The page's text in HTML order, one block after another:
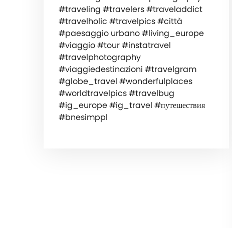
#traveling #travelers #traveladdict
#travelholic #travelpics #città
#paesaggio urbano #living_europe
#viaggio #tour #instatravel
#travelphotography
#viaggiedestinazioni #travelgram
#globe_travel #wonderfulplaces
#worldtravelpics #travelbug
#ig_europe #ig_travel #путешествия
#bnesimppl